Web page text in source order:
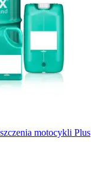
motocykli Plus